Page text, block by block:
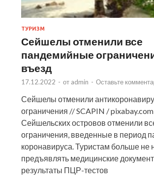
ТУРИЗМ
Сейшелы отменили все
пандемийные
въезд
17.12.2022 - от admin - Оставьте
Сейшелы отменили
ограничения // SCAPIN /
Сейшельских островов отменили
ограничения, введенные в период
коронавируса. Туристам больше не
предъявлять медицинские
результаты ПЦР-тестов